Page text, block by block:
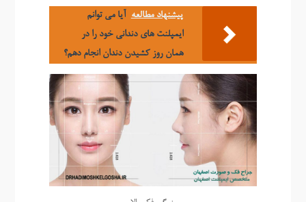
پیشنهاد مطالعه آیا می توانم
ایمپلنت های دندانی خود را در
همان روز کشیدن دندان انجام دهم؟